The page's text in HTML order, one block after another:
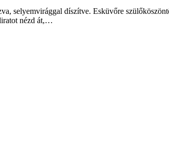
selyemvirággal díszítve. Esküvőre
nézd át,…